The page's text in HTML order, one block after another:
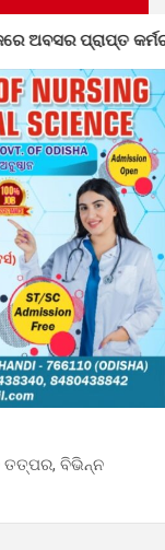
ବିଦାୟ
ତତ୍ପର, ବିଭିନ୍ନ